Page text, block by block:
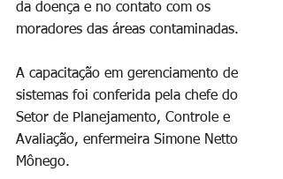
da doença e no contato com os
moradores das áreas contaminadas.
A capacitação em gerenciamento de
sistemas foi conferida pela chefe do
Setor de Planejamento, Controle e
Avaliação, enfermeira Simone Netto
Mônego.